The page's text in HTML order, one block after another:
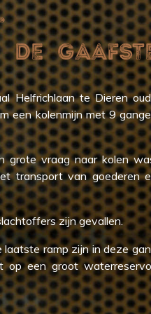
DE
Helfrichlaan te Dieren
een kolenmijn met 9
grote vraag naar kolen
transport van goederen
zijn gevallen.
laatste ramp zijn in deze
op een groot